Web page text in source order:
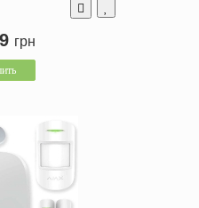
грн